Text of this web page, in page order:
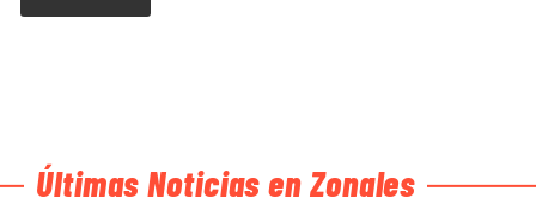
Últimas Noticias en Zonales